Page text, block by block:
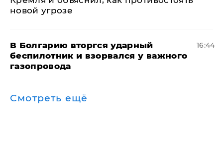
новой угрозе
В Болгарию вторгся ударный
беспилотник и взорвался у важного
газопровода
16:44
Смотреть ещё